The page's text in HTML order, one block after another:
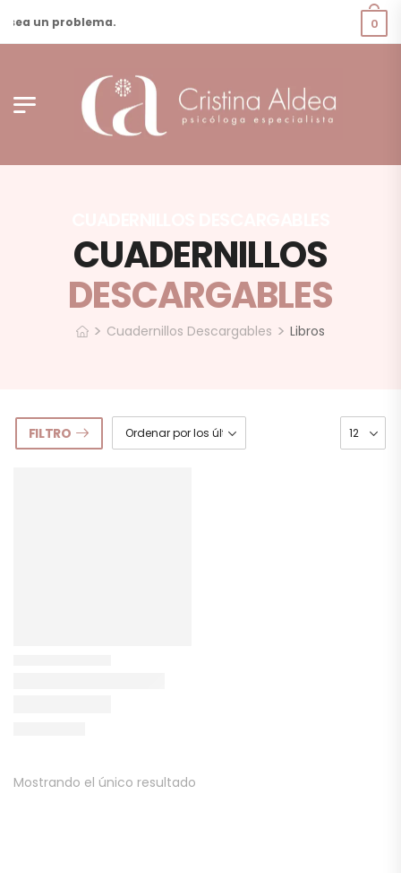
un problema. 0
CUADERNILLOS
DESCARGABLES
> Cuadernillos Descargables > Libros
FILTRO
Mostrando el único resultado